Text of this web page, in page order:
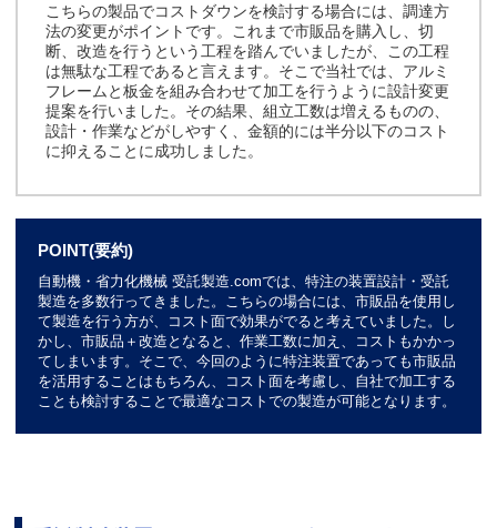
こちらの製品でコストダウンを検討する場合には、調達方
法の変更がポイントです。これまで市販品を購入し、切
断、改造を行うという工程を踏んでいましたが、この工程
は無駄な工程であると言えます。そこで当社では、アルミ
フレームと板金を組み合わせて加工を行うように設計変更
提案を行いました。その結果、組立工数は増えるものの、
設計・作業などがしやすく、金額的には半分以下のコスト
に抑えることに成功しました。
POINT(要約)
自動機・省力化機械 受託製造.comでは、特注の装置設計・受託
製造を多数行ってきました。こちらの場合には、市販品を使用し
て製造を行う方が、コスト面で効果がでると考えていました。し
かし、市販品＋改造となると、作業工数に加え、コストもかかっ
てしまいます。そこで、今回のように特注装置であっても市販品
を活用することはもちろん、コスト面を考慮し、自社で加工する
ことも検討することで最適なコストでの製造が可能となります。